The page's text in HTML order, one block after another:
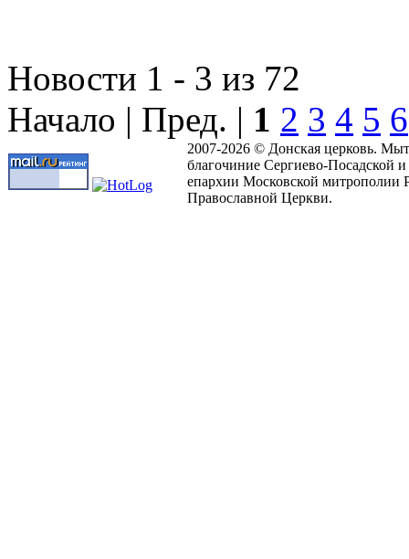
Новости 1 - 3 из 72
Начало | Пред. | 1 2 3 4 5 6
2007-2026 © Донская церковь.
благочиние Сергиево-Посадской
епархии Московской митрополии
Православной Церкви.